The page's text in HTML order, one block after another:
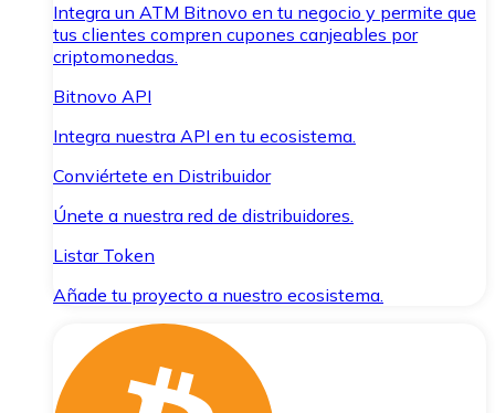
Integra un ATM Bitnovo en tu negocio y permite que
tus clientes compren cupones canjeables por
criptomonedas.
Bitnovo API
Integra nuestra API en tu ecosistema.
Conviértete en Distribuidor
Únete a nuestra red de distribuidores.
Listar Token
Añade tu proyecto a nuestro ecosistema.